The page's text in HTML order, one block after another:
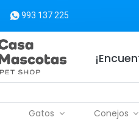
993 137 225
Gatos Conejos